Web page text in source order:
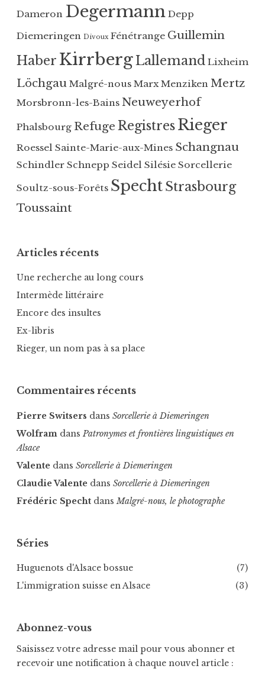
ö
g
u
,
e
n
i
k
n
e
z
,
S
n
n
S
e
i
l
S
i
s
e
,
u
t
e
f
o
ê
t
u
,
c
n
e
p
,
S
u
l
s
o
s
-
F
o
t
,
S
p
c
h
t
Dameron Degermann Depp
Diemeringen Divoux Fénétrange Guillemin
Haber KirrbergLallemand Lixheim
Löchgau Malgré-nous Marx Menziken Mertz
Morsbronn-les-Bains Neuweyerhof
Phalsbourg Refuge RegistresRieger
Roessel Sainte-Marie-aux-Mines Schangnau
Schindler Schnepp Seidel Silésie Sorcellerie
Soultz-sous-Forêts SpechtStrasbourg
Toussaint
Articles récents
Une recherche au long cours
Intermède littéraire
Encore des insultes
Ex-libris
Rieger, un nom pas à sa place
Commentaires récents
Pierre Switsers dans Sorcellerie à Diemeringen
Wolfram dans Patronymes et frontières linguistiques en
Alsace
Valente dans Sorcellerie à Diemeringen
Claudie Valente dans Sorcellerie à Diemeringen
Frédéric Specht dansMalgré-nous, le photographe
Séries
Huguenots d'Alsace bossue
(7)
L'immigration suisse en Alsace
(3)
Abonnez-vous
Saisissez votre adresse mail pour vous abonner et
recevoir une notification à chaque nouvel article :